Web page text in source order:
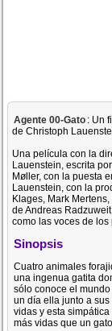
Agente 00-Gato : Un
de Christoph
Una película con la
Lauenstein, escrita
Møller, con la puesta
Lauenstein, con la
Klages, Mark
de Andreas
como las voces de los
Sinopsis
Cuatro animales
una ingenua gatita
sólo conoce el
un día ella junto a
vidas y esta
más vidas que un